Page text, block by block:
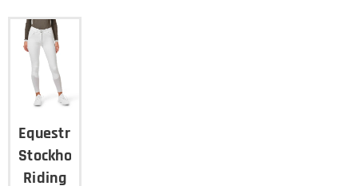
Equestrian
Stockholm
Riding